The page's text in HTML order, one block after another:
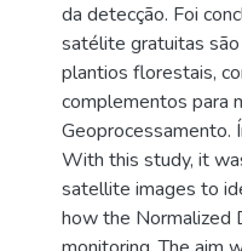
da detecção. Foi
satélite gratuitas
plantios florestais,
complementos para
Geoprocessamento.
With this study, it
satellite images to
how the Normalized